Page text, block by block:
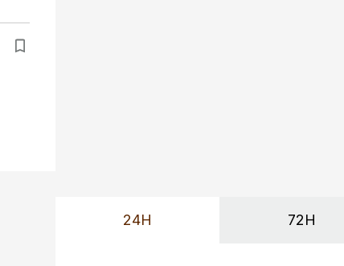
24H 72H